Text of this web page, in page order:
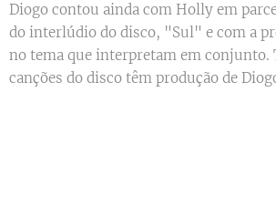
Diogo contou ainda com Holly em
do interlúdio do disco, "Sul" e com a
no tema que interpretam em conjunto.
canções do disco têm produção de